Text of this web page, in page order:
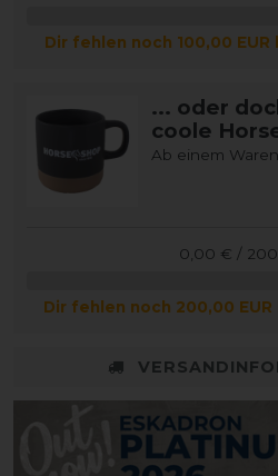
Dir fehlen noch 100,00 EUR
... oder
coole
Ab einem
0,00 € /
Dir fehlen noch 200,00